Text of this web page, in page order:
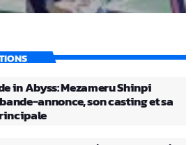
in Abyss: Mezameru Shinpi
annonce, son casting et sa